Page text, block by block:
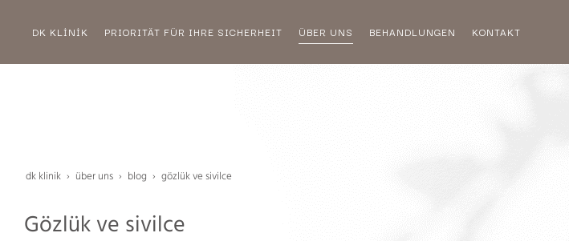
DK KLİNİK PRIORITÄT FÜR IHRE SICHERHEIT ÜBER UNS BEHANDLUNGEN KONTAKT
dk klinik über uns blog gözlük ve sivilce
Gözlük ve sivilce